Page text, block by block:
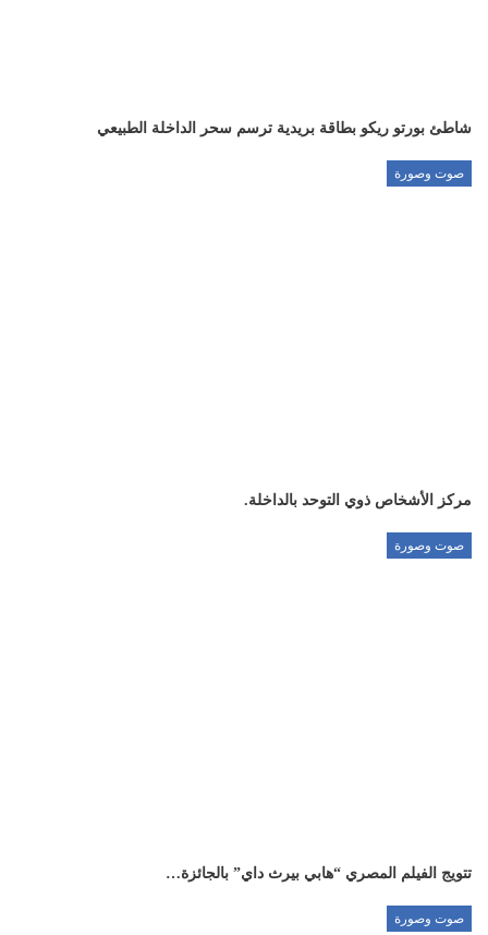
شاطئ بورتو ريكو بطاقة بريدية ترسم سحر الداخلة الطبيعي
صوت وصورة
مركز الأشخاص ذوي التوحد بالداخلة.
صوت وصورة
تتويج الفيلم المصري “هابي بيرث داي” بالجائزة…
صوت وصورة